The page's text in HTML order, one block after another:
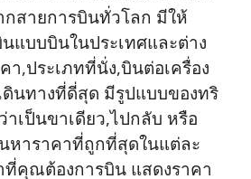
สายการบินทั่วโลก มีให้
แบบบินในประเทศและต่าง
า,ประเภทที่นั่ง,บินต่อเครื่อง
ดินทางที่ดี่สุด มีรูปแบบของทริ
าเป็นขาเดียว,ไปกลับ หรือ
หาราคาที่ถูกที่สุดในแต่ละ
ที่คุณต้องการบิน แสดงราคา